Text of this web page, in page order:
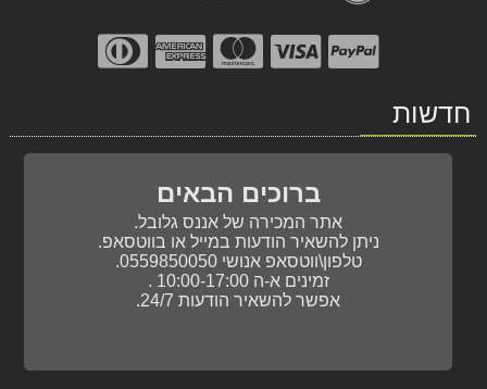
חדשות
ברוכים הבאים
אתר המכירה של אננס גלובל.
ניתן להשאיר הודעות במייל או בווטסאפ.
טלפון\ווטסאפ אנושי 0559850050.
זמינים א-ה 10:00-17:00 .
אפשר להשאיר הודעות 24/7.